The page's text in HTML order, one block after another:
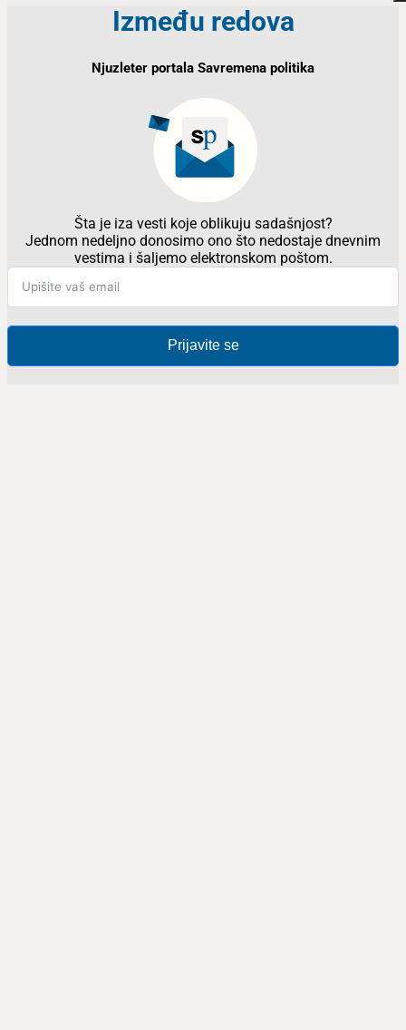
Između redova
Njuzleter portala Savremena politika
Šta je iza vesti koje oblikuju sadašnjost?
Jednom nedeljno donosimo ono što nedostaje dnevnim
vestima i šaljemo elektronskom poštom.
Prijavite se